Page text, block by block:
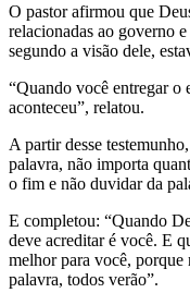
O pastor afirmou que
relacionadas ao governo
segundo a visão dele,
“Quando você entregar o
aconteceu”, relatou.
A partir desse
palavra, não importa
o fim e não duvidar da
E completou: “Quando
deve acreditar é você. E
melhor para você, porque
palavra, todos verão”.